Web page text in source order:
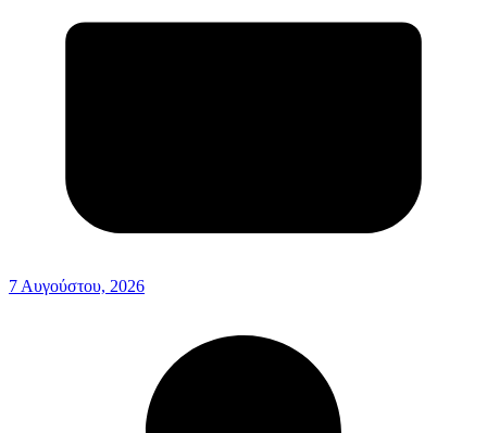
7 Αυγούστου, 2026